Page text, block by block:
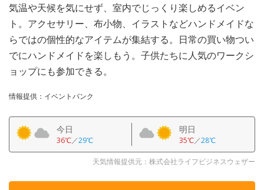
気温や天候を気にせず、室内でじっくり楽しめるイベン
ト。アクセサリー、布小物、イラストなどハンドメイドな
らではの個性的なアイテムが集結する。日常の買い物つい
でにハンドメイドを楽しもう。子供たちに人気のワークシ
ョップにも参加できる。
情報提供：イベントバンク
今日
36℃／29℃
明日
35℃／28℃
天気情報提供元：株式会社ライフビジネスウェザー